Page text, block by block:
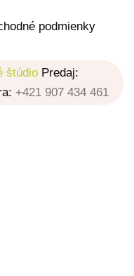
podmienky
štúdio Predaj:
+421 907 434 461